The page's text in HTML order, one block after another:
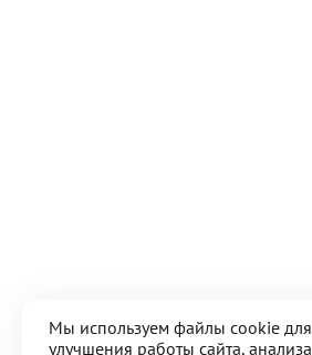
Мы используем файлы cookie для
улучшения работы сайта, анализа